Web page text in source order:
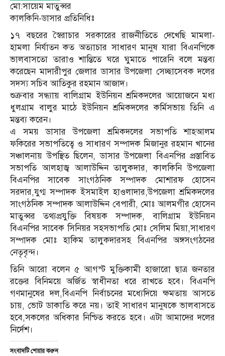
মো:সায়েম মাতুব্বর
কালকিনি-ডাসার প্রতিনিধিঃ
১৭ বছরের স্বৈরাচার সরকারের রাজনীতিতে দেখেছি মামলা-
হামলা নির্যাতন কত অত্যাচার সাধারণ মানুষ যারা বিএনপিকে
ভালবাসতো তারাও শান্তিতে ঘরে ঘুমাতে পারেনি বলে মন্তব্য
করেছেন মাদারীপুর জেলার ডাসার উপজেলা সেচ্ছাসেবক দলের
সদস্য সচিব আতিকুর রহমান আজাদ।
শুক্রবার সন্ধ্যায় বালিগ্রাম ইউনিয়ন শ্রমিকদলের আয়োজনে মধ্য
ধুলগ্রাম বালুর মাঠে ইউনিয়ন শ্রমিকদলের কর্মিসভায় তিনি এ
মন্তব্য করেন।
এ সময় ডাসার উপজেলা শ্রমিকদলের সভাপতি শাহআলম
ফকিরের সভাপতিত্বে ও সাধারণ সম্পাদক মিজানুর রহমান খানের
সঞ্চালনায় উপস্থিত ছিলেন, ডাসার উপজেলা বিএনপির প্রস্তাবিত
সভাপতি আলহাজ্ব আলাউদ্দিন তালুকদার, কালকিনি উপজেলা
বিএনপির সাবেক সাংগঠনিক সম্পাদক মোশারফ হোসেন
সরদার,যুগ্ম সম্পাদক ইসমাইল হাওলাদার,উপজেলা শ্রমিকদলের
সাংগঠনিক সম্পাদক আলাউদ্দিন বেপারী, মোঃ আলমগীর হোসেন
মাতুব্বর তথ্যপ্রযুক্তি বিষয়ক সম্পাদক, বালিগ্রাম ইউনিয়ন
বিএনপির সাবেক সিনিয়র সহসভাপতি মোঃ সেলিম মিয়া,সাধারণ
সম্পাদক মোঃ হাকিম তালুকদারসহ বিএনপির অঙ্গসংগঠনের
নেতৃবৃন্দ।
তিনি আরো বলেন ৫ আগস্ট মুক্তিকামী হাজারো ছাত্র জনতার
রক্তের বিনিময়ে অর্জিত স্বাধীনতা ধরে রাখতে হবে। বিএনপি
গণমানুষের দল,বিএনপি নির্বাচনের মধ্যেদিয়ে ক্ষমতায় আসতে
চায়, ভোট ডাকাতি করে নয়। তাই সাধারণ মানুষকে ভালবাসতে
হবে,সকলের অধিকার নিশ্চিত করতে হবে। এটা আমাদের দলের
নির্দেশ।
সংবাদটি শেয়ার করুন